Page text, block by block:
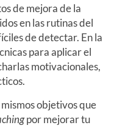
de mejora de la
en las rutinas del
de detectar. En la
para aplicar el
motivacionales,
objetivos que
por mejorar tu